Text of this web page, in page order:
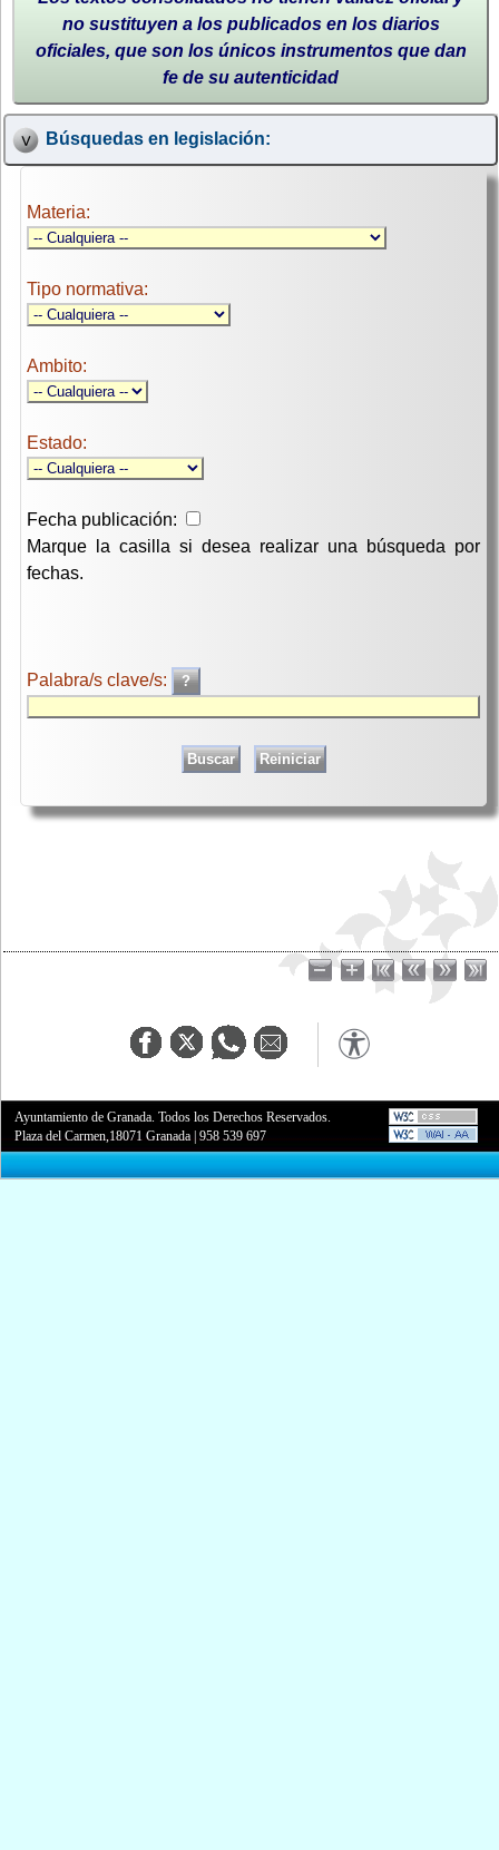
no sustituyen a los publicados en los diarios
oficiales, que son los únicos instrumentos que dan
fe de su autenticidad
Búsquedas en legislación:
Materia:
Tipo normativa:
Ambito:
Estado:
Fecha publicación:
Marque la casilla si desea realizar una búsqueda por
fechas.
Palabra/s clave/s:
Ayuntamiento de Granada. Todos los Derechos Reservados.
Plaza del Carmen,18071 Granada |958 539 697